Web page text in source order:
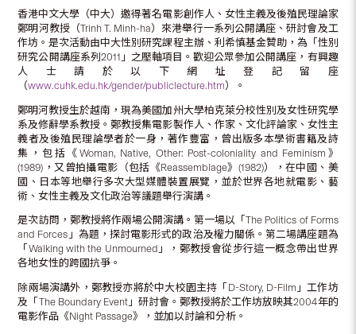
香港中文大學（中大）邀得著名電影創作人、女性主義及後殖民理論家
鄭明河教授（Trinh T. Minh-ha）來港舉行一系列公開講座、研討會及工
作坊。是次活動由中大性別研究課程主辦、利希慎基金贊助，為「性別
研究公開講座系列2011」之壓軸項目。歡迎公眾參加公開講座，有興趣
人士請於以下網址登記留座
（www.cuhk.edu.hk/gender/publiclecture.htm）。
鄭明河教授生於越南，現為美國加州大學柏克萊分校性別及女性研究學
系及修辭學系教授。鄭教授集電影製作人、作家、文化評論家、女性主
義者及後殖民理論學者於一身，著作豐富，曾出版多本學術書籍及詩
集，包括《Woman, Native, Other: Post-coloniality and Feminism》
(1989)，又曾拍攝電影（包括《Reassemblage》(1982)），在中國、美
國、日本等地舉行多次大型媒體裝置展覽，並於世界各地就電影、藝
術、女性主義及文化政治等議題舉行演講。
是次訪問，鄭教授將作兩場公開演講。第一場以「The Politics of Forms
and Forces」為題，探討電影形式的政治及權力關係。第二場講座題為
「Walking with the Unmourned」，鄭教授會從步行這一概念帶出世界
各地女性的跨國抗爭。
除兩場演講外，鄭教授亦將於中大校園主持「D-Story, D-Film」工作坊
及「The Boundary Event」研討會。鄭教授將於工作坊放映其2004年的
電影作品《Night Passage》，並加以討論和分析。